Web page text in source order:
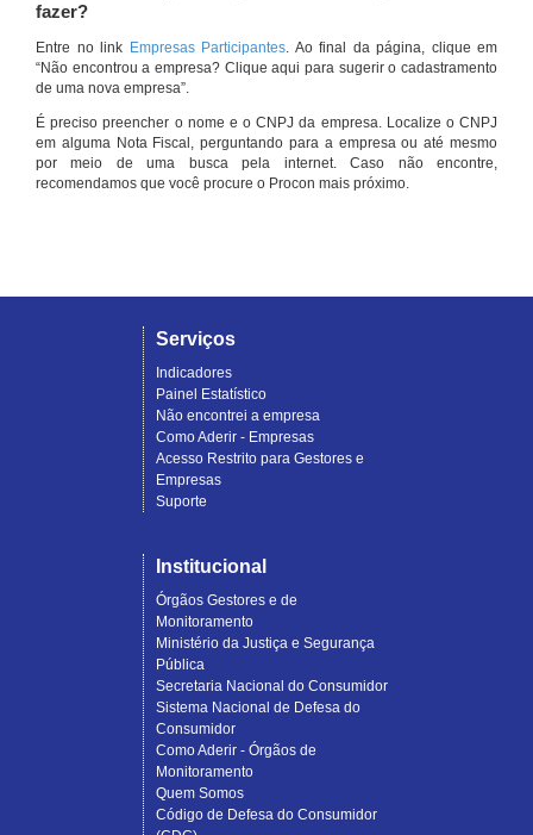
fazer?
Entre no link Empresas Participantes. Ao final da página, clique em
“Não encontrou a empresa? Clique aqui para sugerir o cadastramento
de uma nova empresa”.
É preciso preencher o nome e o CNPJ da empresa. Localize o CNPJ
em alguma Nota Fiscal, perguntando para a empresa ou até mesmo
por meio de uma busca pela internet. Caso não encontre,
recomendamos que você procure o Procon mais próximo.
Serviços
Indicadores
Painel Estatístico
Não encontrei a empresa
Como Aderir - Empresas
Acesso Restrito para Gestores e
Empresas
Suporte
Institucional
Órgãos Gestores e de
Monitoramento
Ministério da Justiça e Segurança
Pública
Secretaria Nacional do Consumidor
Sistema Nacional de Defesa do
Consumidor
Como Aderir - Órgãos de
Monitoramento
Quem Somos
Código de Defesa do Consumidor